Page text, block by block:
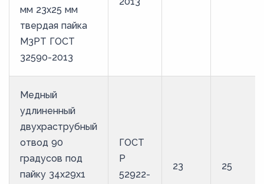
мм 23х25 мм
твердая пайка
М3РТ ГОСТ
32590-2013
Медный
удлиненный
двухраструбный
отвод 90
градусов под
пайку 34х29х1
ГОСТ
Р
52922-
23 25